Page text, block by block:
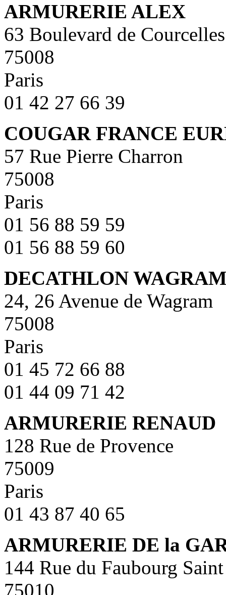
ARMURERIE ALEX
63 Boulevard de Courcelles
75008
Paris
01 42 27 66 39
COUGAR FRANCE
57 Rue Pierre Charron
75008
Paris
01 56 88 59 59
01 56 88 59 60
DECATHLON
24, 26 Avenue de Wagram
75008
Paris
01 45 72 66 88
01 44 09 71 42
ARMURERIE RENAUD
128 Rue de Provence
75009
Paris
01 43 87 40 65
ARMURERIE DE la
144 Rue du Faubourg
75010